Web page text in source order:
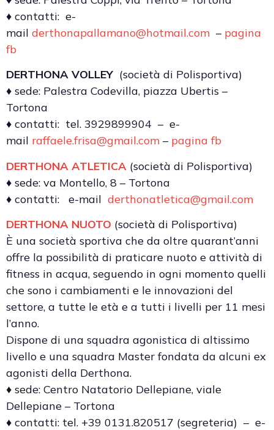
♦ contatti: e-
mail derthonapallamano@hotmail.com – pagina
fb
DERTHONA VOLLEY (società di Polisportiva)
♦ sede: Palestra Codevilla, piazza Ubertis –
Tortona
♦ contatti: tel. 3929899904 – e-
mail raffaele.frisa@gmail.com – pagina fb
DERTHONA ATLETICA (società di Polisportiva)
♦ sede: va Montello, 8 – Tortona
♦ contatti: e-mail derthonatletica@gmail.com
DERTHONA NUOTO (società di Polisportiva)
È una società sportiva che da oltre quarant’anni
offre la possibilità di praticare nuoto e attività di
fitness in acqua, seguendo in ogni momento quelli
che sono i cambiamenti e le innovazioni del
settore, a tutte le età e a tutti i livelli per 11 mesi
l’anno.
Dispone di una squadra agonistica di altissimo
livello e una squadra Master fondata da alcuni ex
agonisti della Derthona.
♦ sede: Centro Natatorio Dellepiane, viale
Dellepiane – Tortona
♦ contatti: tel. +39 0131.820517 (segreteria) – e-